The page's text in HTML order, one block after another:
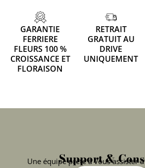
GARANTIE
FERRIERE
FLEURS 100 %
CROISSANCE ET
FLORAISON
RETRAIT
GRATUIT AU
DRIVE
UNIQUEMENT
Support &
Une équipe prête à vous assister